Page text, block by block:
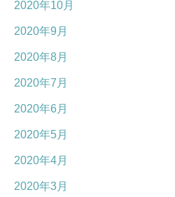
2020年10月
2020年9月
2020年8月
2020年7月
2020年6月
2020年5月
2020年4月
2020年3月